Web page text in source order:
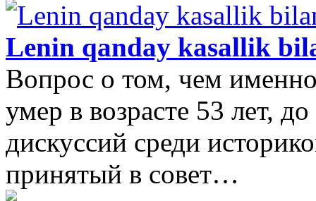
Lenin qanday kasallik
Вопрос о том, чем
умер в возрасте 53 лет,
дискуссий среди
принятый в совет…